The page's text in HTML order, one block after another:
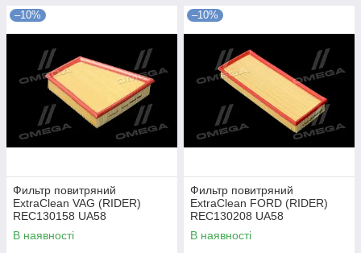
–10%
Фильтр повитряний
ExtraClean VAG (RIDER)
REC130158 UA58
В наявності
–10%
Фильтр повитряний
ExtraClean FORD (RIDER)
REC130208 UA58
В наявності